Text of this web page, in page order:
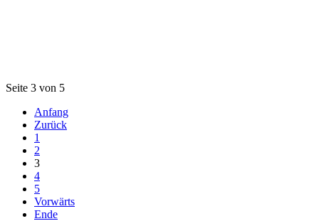
Seite 3 von 5
Anfang
Zurück
1
2
3
4
5
Vorwärts
Ende